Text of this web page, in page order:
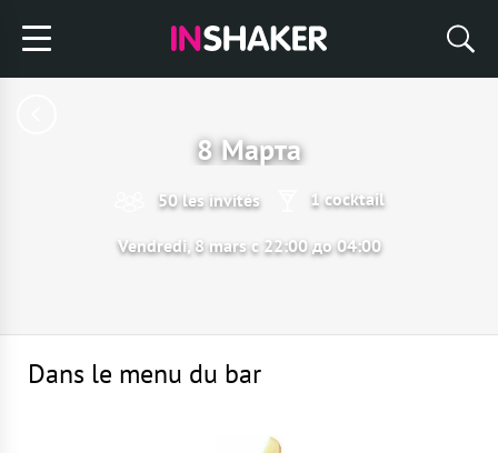
8 Марта
50 les invités 1 cocktail
Vendredi, 8 mars с 22:00 до 04:00
Dans le menu du bar